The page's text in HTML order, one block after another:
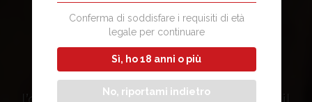
IPPICA
La soddisfazione dell’utente è
Conferma di soddisfare i requisiti di età
legale per continuare
Sì, ho 18 anni o più
No, riportami indietro